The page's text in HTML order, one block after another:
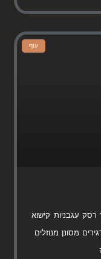
עוף
עגבניות קישוא
מסונן מנוזלים